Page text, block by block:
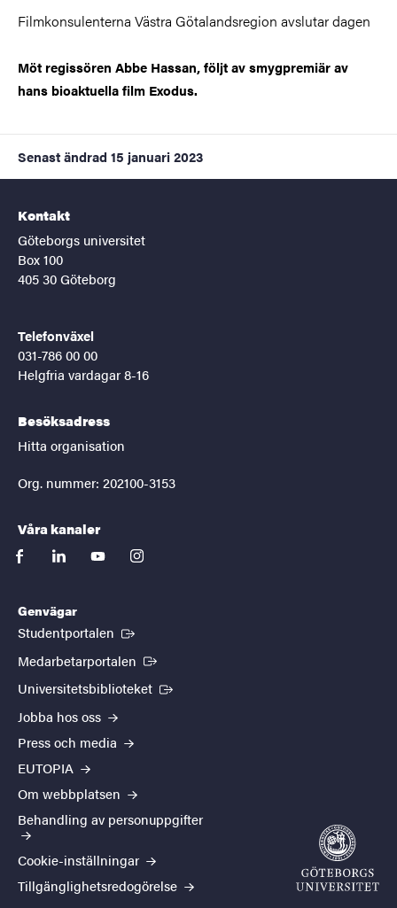
Filmkonsulenterna Västra Götalandsregion avslutar dagen
Möt regissören Abbe Hassan, följt av smygpremiär av
hans bioaktuella film Exodus.
Senast ändrad 15 januari 2023
Kontakt
Göteborgs universitet
Box 100
405 30 Göteborg
Telefonväxel
031-786 00 00
Helgfria vardagar 8-16
Besöksadress
Hitta organisation
Org. nummer: 202100-3153
Våra kanaler
facebooklinkedinyoutubeinstagram
Genvägar
Studentportalen (Extern länk)
Medarbetarportalen (Extern länk)
Universitetsbiblioteket (Extern länk)
Jobba hos oss
Press och media
EUTOPIA
Om webbplatsen
Behandling av personuppgifter
Cookie-inställningar
Tillgänglighetsredogörelse